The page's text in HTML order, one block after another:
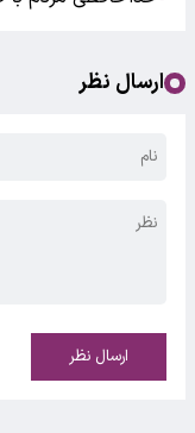
ارسال نظر
ارسال نظر